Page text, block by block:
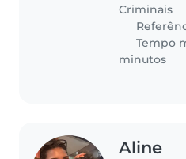
agendar..
Criminais
Tempo
minutos
Aline